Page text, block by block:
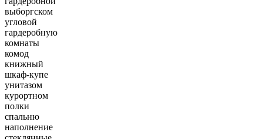
выборгском
угловой
гардеробную
комнаты
комод
книжный
шкаф-купе
унитазом
курортном
полки
спальню
наполнение